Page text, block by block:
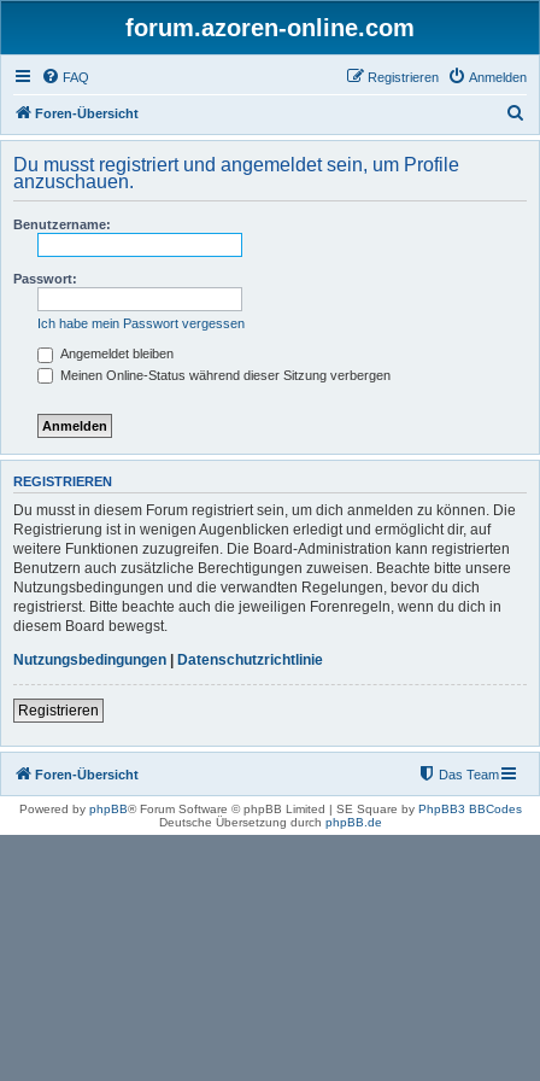
forum.azoren-online.com
FAQ Anmelden
Registrieren
Foren-Übersicht
u
h
Du musst registriert und angemeldet sein, um Profile
anzuschauen.
Benutzername:
Passwort:
Ich habe mein Passwort vergessen
Angemeldet bleiben
Meinen Online-Status während dieser Sitzung verbergen
REGISTRIEREN
Du musst in diesem Forum registriert sein, um dich anmelden zu können. Die
Registrierung ist in wenigen Augenblicken erledigt und ermöglicht dir, auf
weitere Funktionen zuzugreifen. Die Board-Administration kann registrierten
Benutzern auch zusätzliche Berechtigungen zuweisen. Beachte bitte unsere
Nutzungsbedingungen und die verwandten Regelungen, bevor du dich
registrierst. Bitte beachte auch die jeweiligen Forenregeln, wenn du dich in
diesem Board bewegst.
Nutzungsbedingungen | Datenschutzrichtlinie
Registrieren
Foren-Übersicht Das Team
Powered by phpBB® Forum Software © phpBB Limited | SE Square by PhpBB3 BBCodes
Deutsche Übersetzung durch phpBB.de